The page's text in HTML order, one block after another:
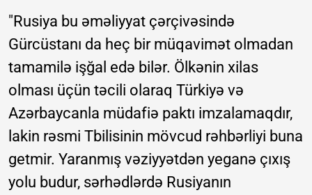
"Rusiya bu əməliyyat çərçivəsində
Gürcüstanı da heç bir müqavimət olmadan
tamamilə işğal edə bilər. Ölkənin xilas
olması üçün təcili olaraq Türkiyə və
Azərbaycanla müdafiə paktı imzalamaqdır,
lakin rəsmi Tbilisinin mövcud rəhbərliyi buna
getmir. Yaranmış vəziyyətdən yeganə çıxış
yolu budur, sərhədlərdə Rusiyanın